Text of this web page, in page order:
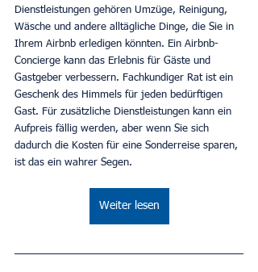
Dienstleistungen gehören Umzüge, Reinigung,
Wäsche und andere alltägliche Dinge, die Sie in
Ihrem Airbnb erledigen könnten. Ein Airbnb-
Concierge kann das Erlebnis für Gäste und
Gastgeber verbessern. Fachkundiger Rat ist ein
Geschenk des Himmels für jeden bedürftigen
Gast. Für zusätzliche Dienstleistungen kann ein
Aufpreis fällig werden, aber wenn Sie sich
dadurch die Kosten für eine Sonderreise sparen,
ist das ein wahrer Segen.
Weiter lesen